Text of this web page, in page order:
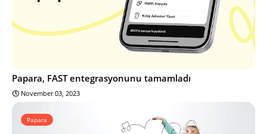
Papara, FAST entegrasyonunu tamamladı
November 03, 2023
Papara